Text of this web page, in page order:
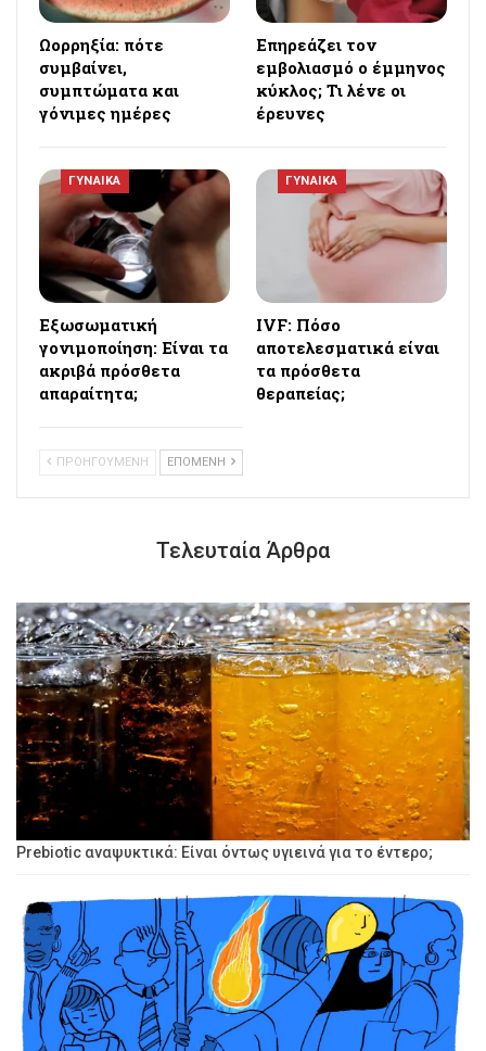
Ωορρηξία: πότε
συμβαίνει,
συμπτώματα και
γόνιμες ημέρες
Επηρεάζει τον
εμβολιασμό ο έμμηνος
κύκλος; Τι λένε οι
έρευνες
ΓΥΝΑΙΚΑ
Εξωσωματική
γονιμοποίηση: Είναι τα
ακριβά πρόσθετα
απαραίτητα;
ΓΥΝΑΙΚΑ
IVF: Πόσο
αποτελεσματικά είναι
τα πρόσθετα
θεραπείας;
ΠΡΟΗΓΟΥΜΕΝΗ ΕΠΟΜΕΝΗ
Τελευταία Άρθρα
Prebiotic αναψυκτικά: Είναι όντως υγιεινά για το έντερο;